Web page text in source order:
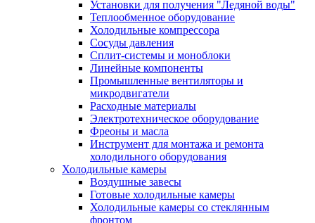
Установки для получения "Ледяной воды"
Теплообменное оборудование
Холодильные компрессора
Сосуды давления
Cплит-системы и моноблоки
Линейные компоненты
Промышленные вентиляторы и
микродвигатели
Расходные материалы
Электротехническое оборудование
Фреоны и масла
Инструмент для монтажа и ремонта
холодильного оборудования
Холодильные камеры
Воздушные завесы
Готовые холодильные камеры
Холодильные камеры со стеклянным
фронтом